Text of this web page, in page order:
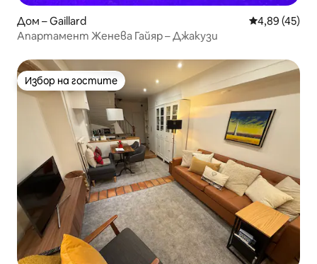
Дом – Gaillard Средна
4,89 (45)
Апартамент Женева Гайяр – Джакузи
Избор на гостите
Избор на гостите